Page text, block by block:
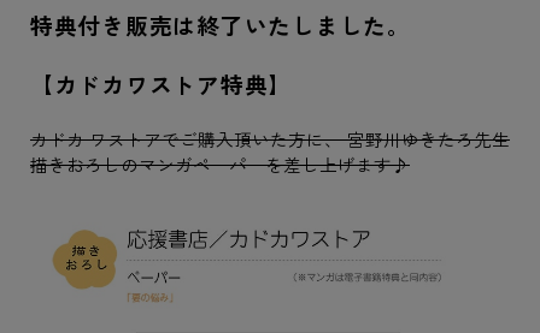
特典付き販売は終了いたしました。
【カドカワストア特典】
カドカ ワストアでご購入頂いた方に、 宮野川ゆきたろ先生
描きおろしのマンガペーパーを差し上げます♪